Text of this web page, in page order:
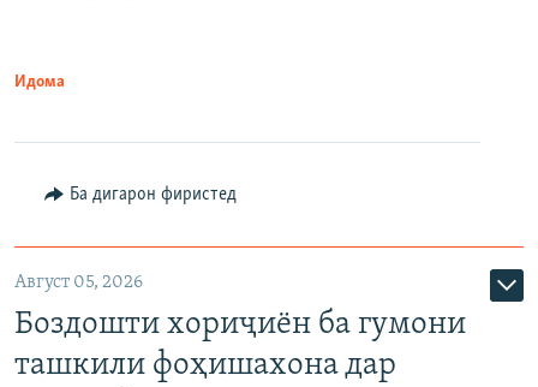
Идома
Ба дигарон фиристед
Август 05, 2026
Боздошти хориҷиён ба гумони
ташкили фоҳишахона дар